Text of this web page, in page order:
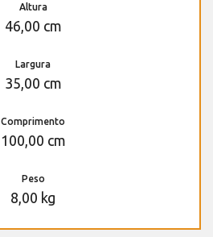
Altura
46,00 cm
Largura
35,00 cm
Comprimento
100,00 cm
Peso
8,00 kg